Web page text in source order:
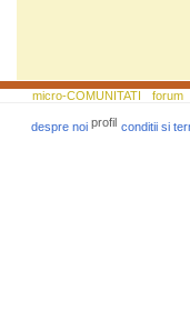
micro-COMUNITATI forum
despre noi conditii si